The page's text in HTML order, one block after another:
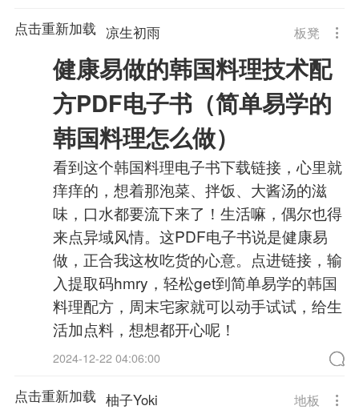
点击重新加载 板凳
凉生初雨
健康易做的韩国料理技术配
方PDF电子书（简单易学的
韩国料理怎么做）
看到这个韩国料理电子书下载链接，心里就
痒痒的，想着那泡菜、拌饭、大酱汤的滋
味，口水都要流下来了！生活嘛，偶尔也得
来点异域风情。这PDF电子书说是健康易
做，正合我这枚吃货的心意。点进链接，输
入提取码hmry，轻松get到简单易学的韩国
料理配方，周末宅家就可以动手试试，给生
活加点料，想想都开心呢！
2024-12-22 04:06:00
点击重新加载 地板
柚子Yoki